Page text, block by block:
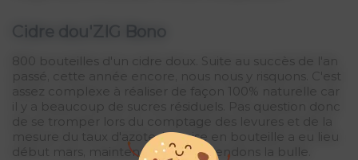
Cidre dou'ZIG Bono
800 bouteilles d'un cidre doux. Suite au succès de l'an
passé, cette année encore, nous nous y risquons. C'est
assez complexe à réaliser de façon 100% naturelle car
il y a beaucoup de sucres résiduels. Pas question donc
de se tromper lors du comptage des levures et de la
mesure du taux d'azote. La mise en bouteille a eu lieu
début mars, maintenant, nous attendons la bulle.